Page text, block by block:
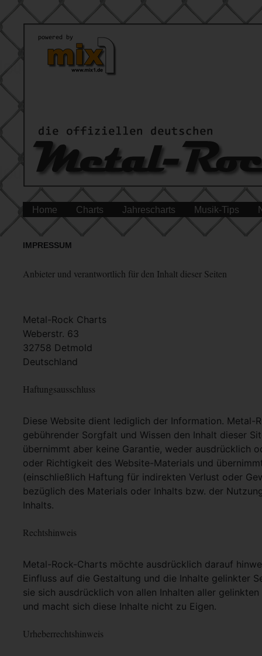
Home Charts Jahrescharts Musik-Tips
IMPRESSUM
Anbieter und verantwortlich für den Inhalt dieser Seiten
Metal-Rock Charts
Weberstr. 63
32758 Detmold
Deutschland
Haftungsausschluss
Diese Website dient lediglich der Information. Metal-
gebührender Sorgfalt und Wissen den Inhalt dieser
übernimmt aber keine Garantie, weder ausdrücklich
oder Richtigkeit des Website-Materials und
(einschließlich Haftung für indirekten Verlust oder
bezüglich des Materials oder Inhalts bzw. der
Inhalts.
Rechtshinweis
Metal-Rock-Charts möchte ausdrücklich darauf
Einfluss auf die Gestaltung und die Inhalte gelinkter
sie sich ausdrücklich von allen Inhalten aller
und macht sich diese Inhalte nicht zu Eigen.
Urheberrechtshinweis